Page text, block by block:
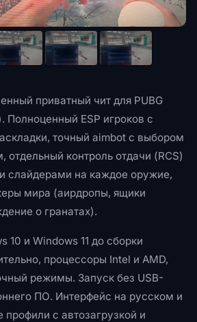
приватный чит для PUBG
Полноценный ESP игроков с
точный aimbot с выбором
отдельный контроль отдачи (RCS)
слайдерами на каждое оружие,
мира (аирдропы, ящики
о гранатах).
10 и Windows 11 до сборки
процессоры Intel и AMD,
режимы. Запуск без USB-
ПО. Интерфейс на русском и
профили с автозагрузкой и